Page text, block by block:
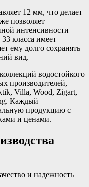
12 мм, что делает
позволяет
интенсивности
класса имеет
ему долго сохранять
вид.
водостойкого
производителей,
Villa, Wood, Zigart,
Каждый
продукцию с
и ценами.